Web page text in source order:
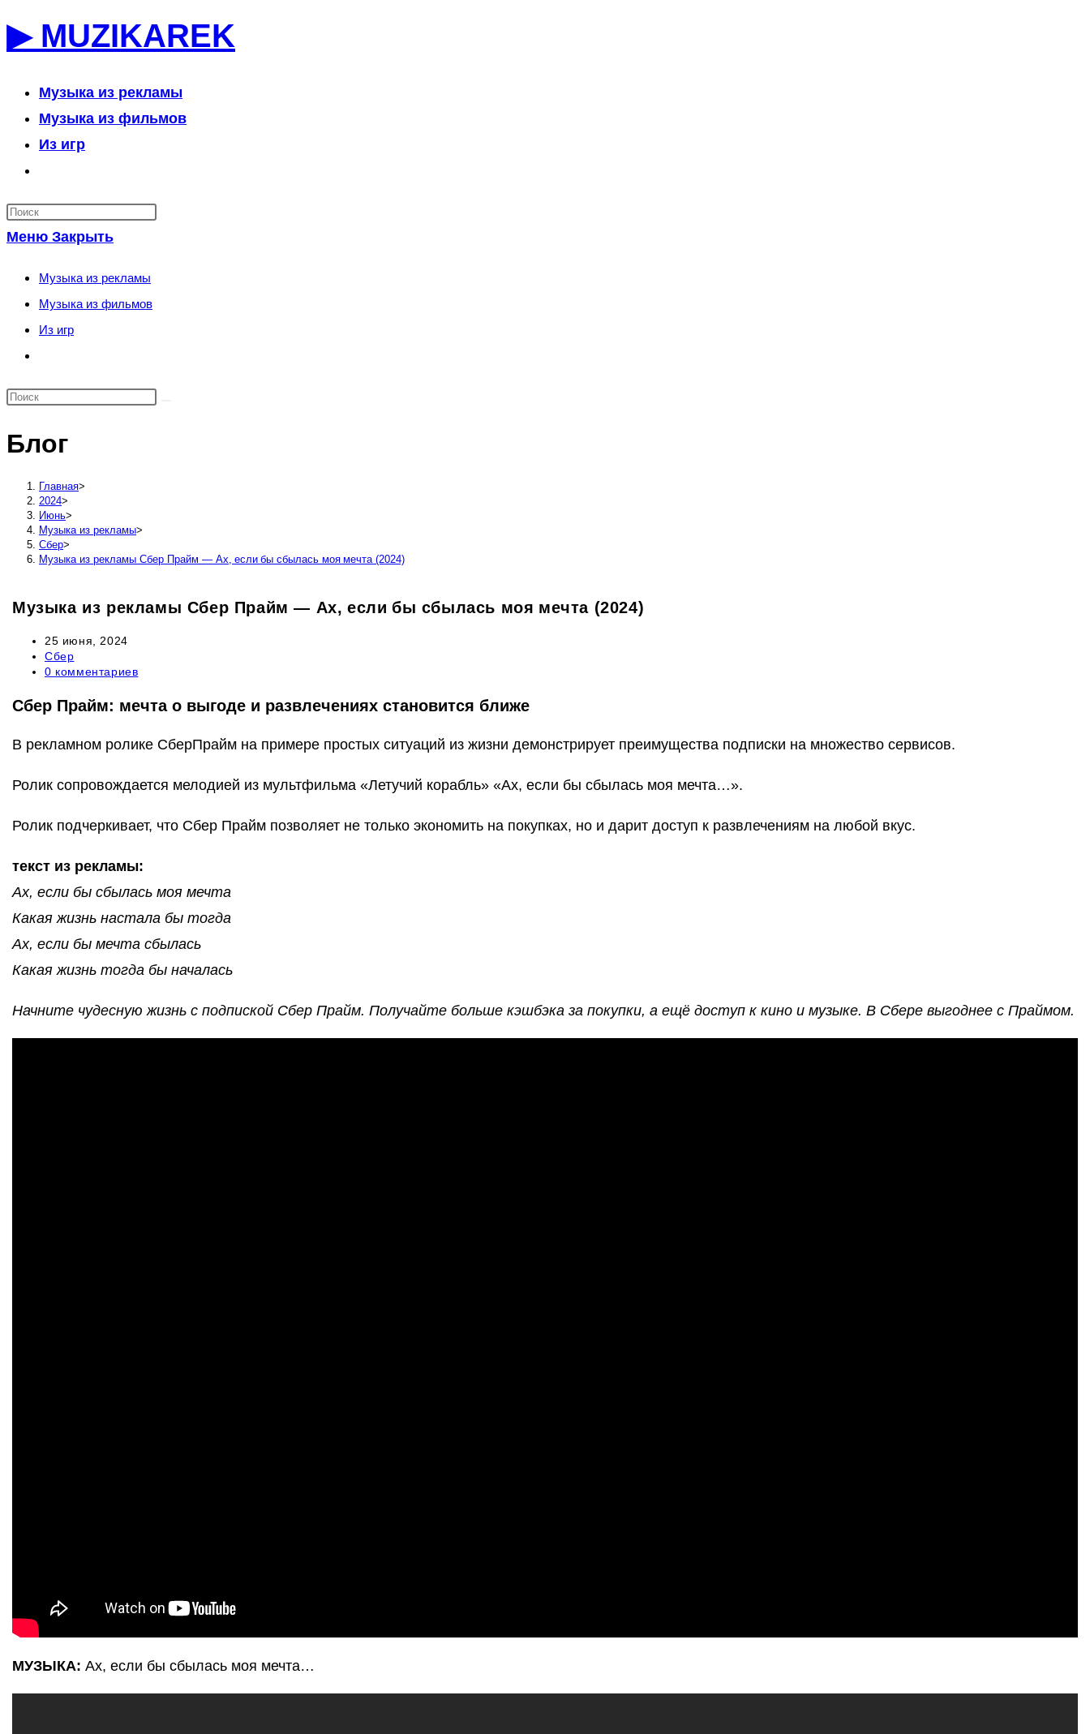
к▶ MUZIKAREK
Музыка из рекламы
Музыка из фильмов
Из игр
по
веб-
сайту
Меню Закрыть
Музыка из рекламы
Музыка из фильмов
Из игр
по
сайту
Блог
Главная>
2024>
Июнь>
Музыка из рекламы>
Сбер>
Музыка из рекламы Сбер Прайм — Ах, если бы сбылась моя мечта (2024)
Музыка из рекламы Сбер Прайм — Ах, если бы сбылась моя мечта (2024)
Запись
опубликована:
25 июня, 2024
Рубрика
записи:
Сбер
Комментарии
записи:
0 комментариев
Сбер Прайм: мечта о выгоде и развлечениях становится ближе
В рекламном ролике СберПрайм на примере простых ситуаций из жизни демонстрирует преимущества подписки на множество сервисов.
Ролик сопровождается мелодией из мультфильма «Летучий корабль» «Ах, если бы сбылась моя мечта…».
Ролик подчеркивает, что Сбер Прайм позволяет не только экономить на покупках, но и дарит доступ к развлечениям на любой вкус.
текст из рекламы:
Ах, если бы сбылась моя мечта
Какая жизнь настала бы тогда
Ах, если бы мечта сбылась
Какая жизнь тогда бы началась
Начните чудесную жизнь с подпиской Сбер Прайм. Получайте больше кэшбэка за покупки, а ещё доступ к кино и музыке. В Сбере выгоднее с Праймом.
МУЗЫКА: Ах, если бы сбылась моя мечта…